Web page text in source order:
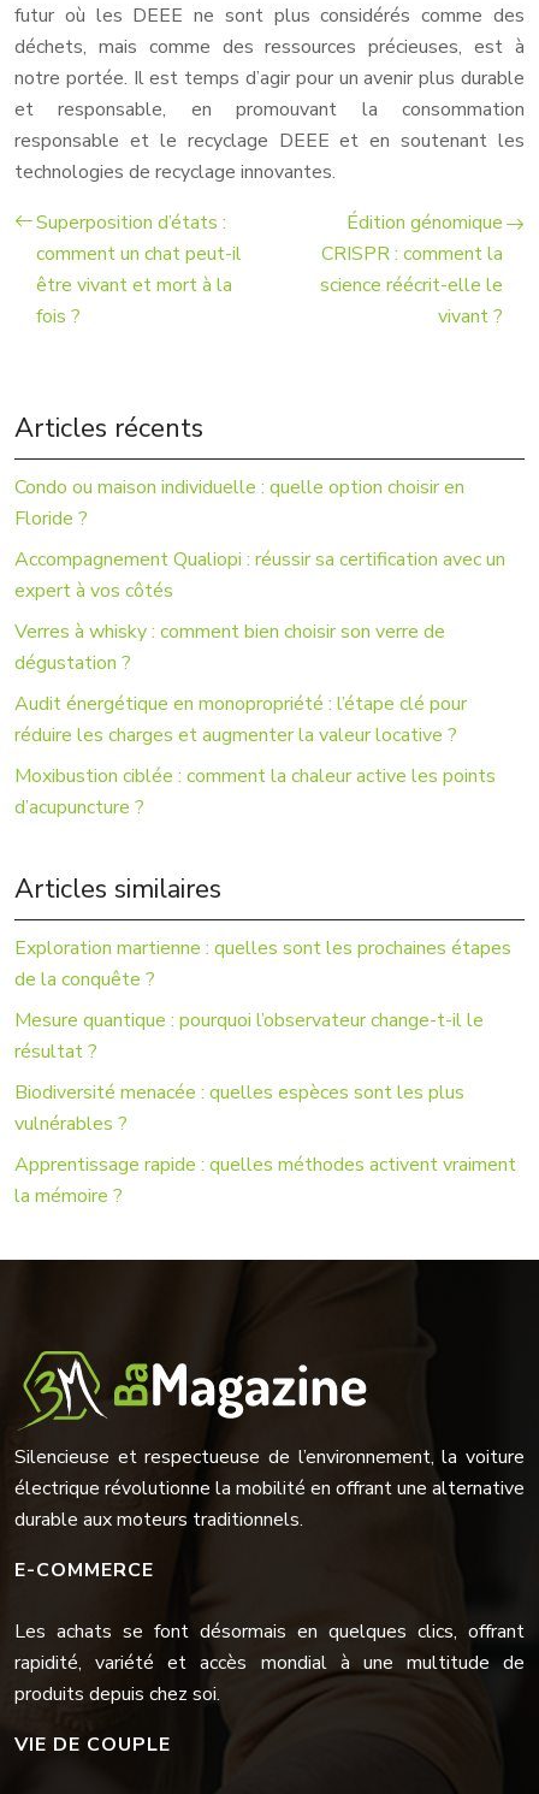
futur où les DEEE ne sont plus considérés comme des
déchets, mais comme des ressources précieuses, est à
notre portée. Il est temps d’agir pour un avenir plus durable
et responsable, en promouvant la consommation
responsable et le recyclage DEEE et en soutenant les
technologies de recyclage innovantes.
Superposition d’états :
comment un chat peut-il
être vivant et mort à la
fois ?
Édition génomique
CRISPR : comment la
science réécrit-elle le
vivant ?
Articles récents
Condo ou maison individuelle : quelle option choisir en
Floride ?
Accompagnement Qualiopi : réussir sa certification avec un
expert à vos côtés
Verres à whisky : comment bien choisir son verre de
dégustation ?
Audit énergétique en monopropriété : l’étape clé pour
réduire les charges et augmenter la valeur locative ?
Moxibustion ciblée : comment la chaleur active les points
d’acupuncture ?
Articles similaires
Exploration martienne : quelles sont les prochaines étapes
de la conquête ?
Mesure quantique : pourquoi l’observateur change-t-il le
résultat ?
Biodiversité menacée : quelles espèces sont les plus
vulnérables ?
Apprentissage rapide : quelles méthodes activent vraiment
la mémoire ?
Silencieuse et respectueuse de l’environnement, la voiture
électrique révolutionne la mobilité en offrant une alternative
durable aux moteurs traditionnels.
E-COMMERCE
Les achats se font désormais en quelques clics, offrant
rapidité, variété et accès mondial à une multitude de
produits depuis chez soi.
VIE DE COUPLE